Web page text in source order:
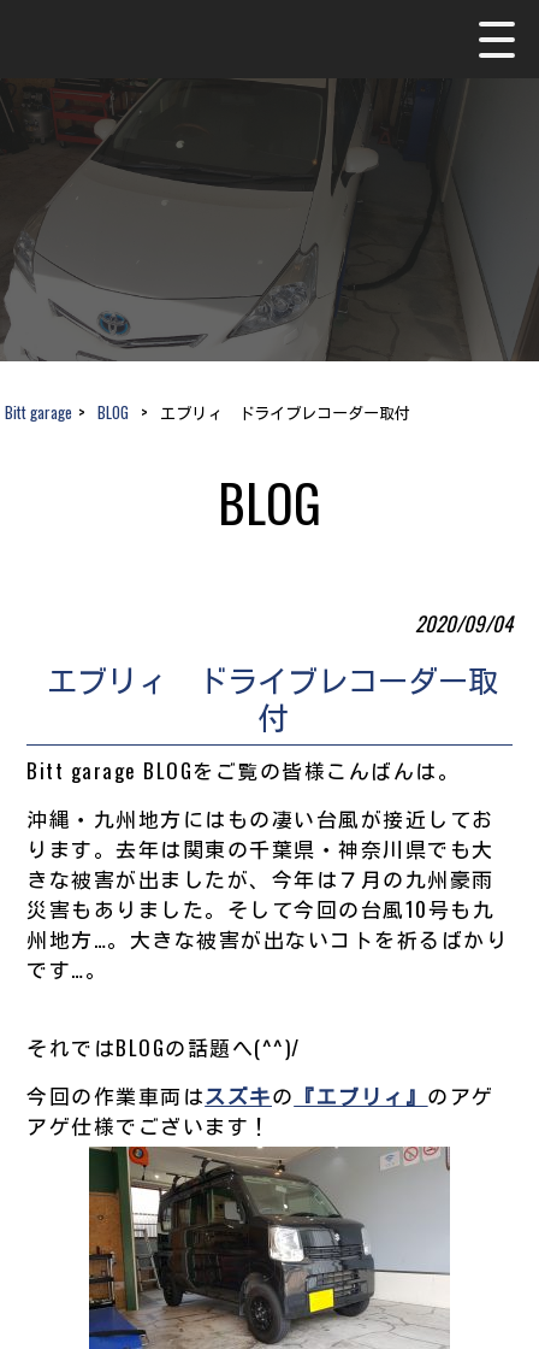
Bitt garage > BLOG > エブリィ ドライブレコーダー取付
BLOG
2020/09/04
エブリィ ドライブレコーダー取
付
Bitt garage BLOGをご覧の皆様こんばんは。
沖縄・九州地方にはもの凄い台風が接近してお
ります。去年は関東の千葉県・神奈川県でも大
きな被害が出ましたが、今年は７月の九州豪雨
災害もありました。そして今回の台風10号も九
州地方…。大きな被害が出ないコトを祈るばかり
です…。
それではBLOGの話題へ(^^)/
今回の作業車両はスズキの 『エブリィ』 のアゲ
アゲ仕様でございます！